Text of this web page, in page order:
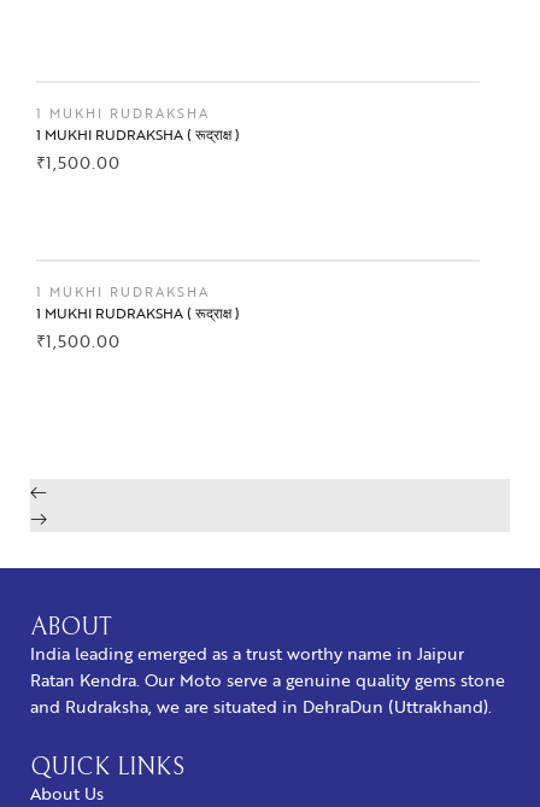
1 MUKHI RUDRAKSHA
1 MUKHI RUDRAKSHA ( रूद्राक्ष )
₹1,500.00
1 MUKHI RUDRAKSHA
1 MUKHI RUDRAKSHA ( रूद्राक्ष )
₹1,500.00
ABOUT
India leading emerged as a trust worthy name in Jaipur
Ratan Kendra. Our Moto serve a genuine quality gems stone
and Rudraksha, we are situated in DehraDun (Uttrakhand).
QUICK LINKS
About Us